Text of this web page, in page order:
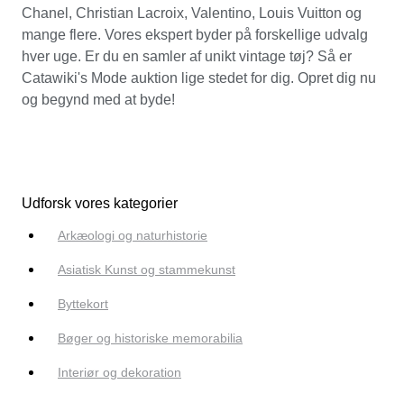
Chanel, Christian Lacroix, Valentino, Louis Vuitton og
mange flere. Vores ekspert byder på forskellige udvalg
hver uge. Er du en samler af unikt vintage tøj? Så er
Catawiki's Mode auktion lige stedet for dig. Opret dig nu
og begynd med at byde!
Udforsk vores kategorier
Arkæologi og naturhistorie
Asiatisk Kunst og stammekunst
Byttekort
Bøger og historiske memorabilia
Interiør og dekoration